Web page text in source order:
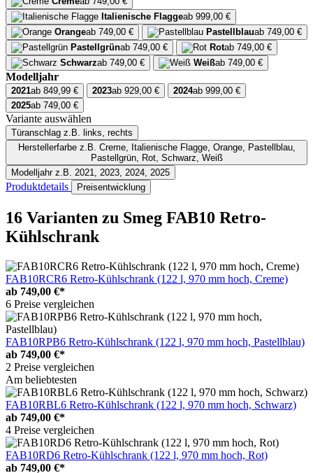
Italienische Flaggeab 999,00 €
Orangeab 749,00 € Pastellblauab 749,00 €
Pastellgrünab 749,00 € Rotab 749,00 €
Schwarzab 749,00 € Weißab 749,00 €
Modelljahr
2021ab 849,99 € 2023ab 929,00 € 2024ab 999,00 €
2025ab 749,00 €
Variante auswählen
Türanschlag z.B. links, rechts
Herstellerfarbez.B. Creme, Italienische Flagge, Orange, Pastellblau,
Pastellgrün, Rot, Schwarz, Weiß
Modelljahr z.B. 2021, 2023, 2024, 2025
Produktdetails Preisentwicklung
16 Varianten zu Smeg FAB10 Retro-
Kühlschrank
FAB10RCR6 Retro-Kühlschrank (122 l, 970 mm hoch, Creme)
ab 749,00 €*
6 Preise vergleichen
FAB10RPB6 Retro-Kühlschrank (122 l, 970 mm hoch, Pastellblau)
ab 749,00 €*
2 Preise vergleichen
Am beliebtesten
FAB10RBL6 Retro-Kühlschrank (122 l, 970 mm hoch, Schwarz)
ab 749,00 €*
4 Preise vergleichen
FAB10RD6 Retro-Kühlschrank (122 l, 970 mm hoch, Rot)
ab 749,00 €*